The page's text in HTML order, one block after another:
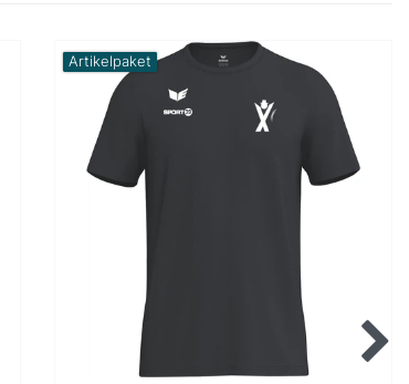
Artikelpaket